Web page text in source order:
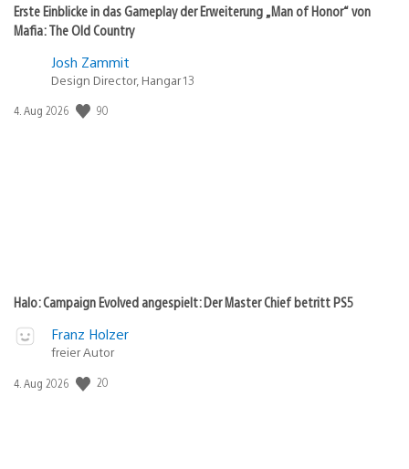
Erste Einblicke in das Gameplay der Erweiterung „Man of Honor“ von
Mafia: The Old Country
Josh Zammit
Design Director, Hangar 13
Veröffentlichungsdatum:
4. Aug 2026 90
Halo: Campaign Evolved angespielt: Der Master Chief betritt PS5
Franz Holzer
freier Autor
Veröffentlichungsdatum:
4. Aug 2026 20